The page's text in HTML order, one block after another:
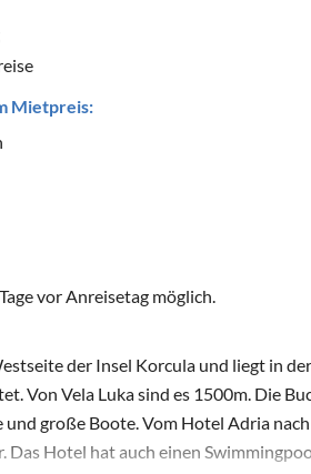
Mietpreis:
vor Anreisetag möglich.
der Insel Korcula und liegt in
Von Vela Luka sind es 1500m. Die
große Boote. Vom Hotel Adria
Hotel hat auch einen